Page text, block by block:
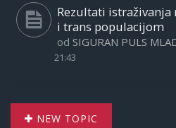
Rezultati istraživanja
i trans populacijom
od SIGURAN PULS
21:43
NEW TOPIC